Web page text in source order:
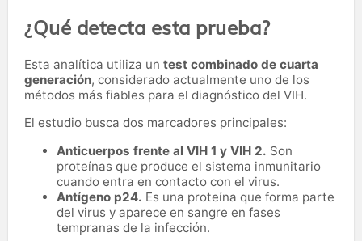
¿Qué detecta esta prueba?
Esta analítica utiliza un test combinado de cuarta
generación, considerado actualmente uno de los
métodos más fiables para el diagnóstico del VIH.
El estudio busca dos marcadores principales:
Anticuerpos frente al VIH 1 y VIH 2. Son
proteínas que produce el sistema inmunitario
cuando entra en contacto con el virus.
Antígeno p24. Es una proteína que forma parte
del virus y aparece en sangre en fases
tempranas de la infección.